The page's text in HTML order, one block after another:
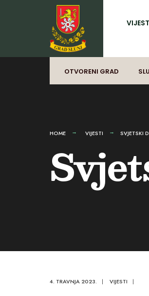
Preskoči
na
sadržaj
OTVORENI GRAD
HOME VIJESTI SVJETSKI
4. TRAVNJA 2023. | VIJESTI |